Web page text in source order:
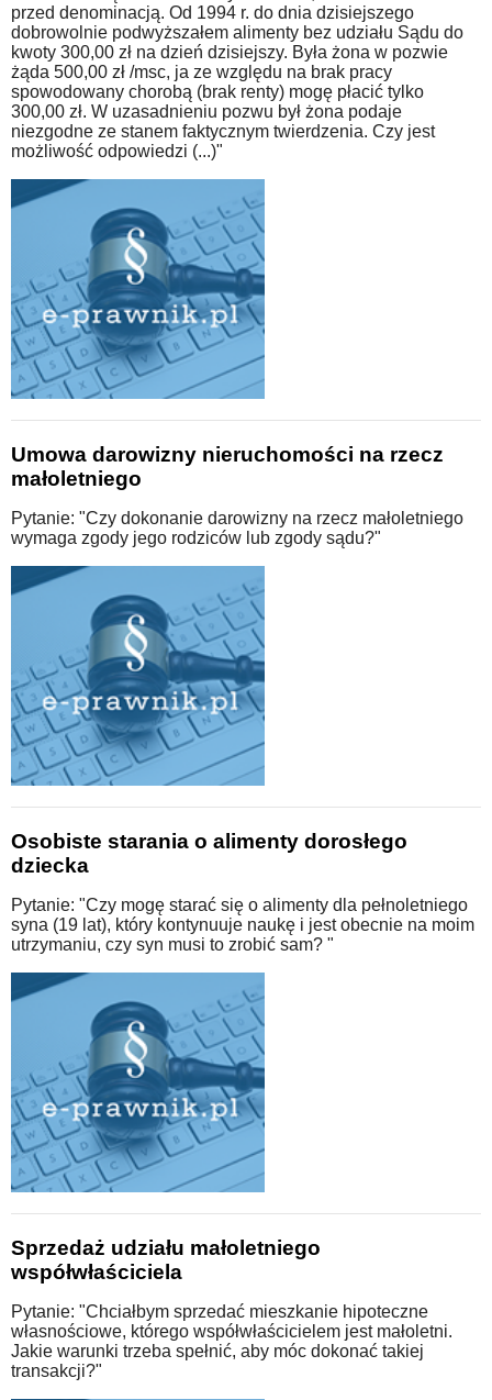
przed denominacją. Od 1994 r. do dnia dzisiejszego
dobrowolnie podwyższałem alimenty bez udziału Sądu do
kwoty 300,00 zł na dzień dzisiejszy. Była żona w pozwie
żąda 500,00 zł /msc, ja ze względu na brak pracy
spowodowany chorobą (brak renty) mogę płacić tylko
300,00 zł. W uzasadnieniu pozwu był żona podaje
niezgodne ze stanem faktycznym twierdzenia. Czy jest
możliwość odpowiedzi (...)"
Umowa darowizny nieruchomości na rzecz
małoletniego
Pytanie: "Czy dokonanie darowizny na rzecz małoletniego
wymaga zgody jego rodziców lub zgody sądu?"
Osobiste starania o alimenty dorosłego
dziecka
Pytanie: "Czy mogę starać się o alimenty dla pełnoletniego
syna (19 lat), który kontynuuje naukę i jest obecnie na moim
utrzymaniu, czy syn musi to zrobić sam? "
Sprzedaż udziału małoletniego
współwłaściciela
Pytanie: "Chciałbym sprzedać mieszkanie hipoteczne
własnościowe, którego współwłaścicielem jest małoletni.
Jakie warunki trzeba spełnić, aby móc dokonać takiej
transakcji?"